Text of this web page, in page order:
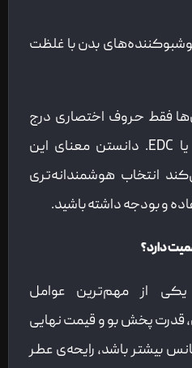
بدن با غلظت
فقط حروف اختصاری درج
می‌شود مثل EDP، EDT یا EDC. دانستن معنای این
انتخاب هوشمندانه‌تری
و بودجه داشته باشید.
دارد؟
از مهم‌ترین عوامل
قدرت پخش بو و قیمت نهایی
بیشتر باشد، رایحه‌ی عطر